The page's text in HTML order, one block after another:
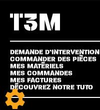
DEMANDE D’INTERVENTION
COMMANDER DES PIÈCES
MES MATÉRIELS
MES COMMANDES
MES FACTURES
DÉCOUVREZ NOTRE TUTO